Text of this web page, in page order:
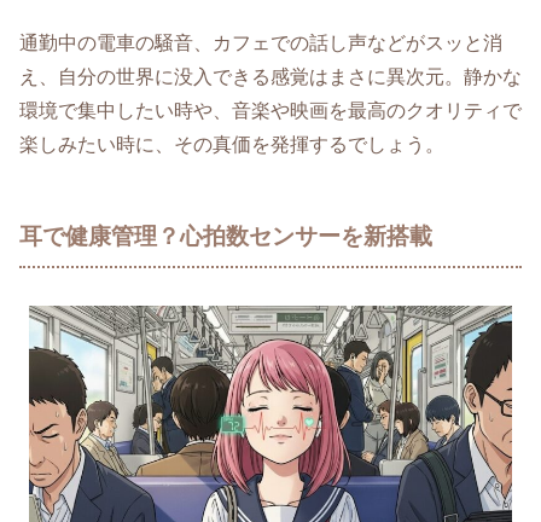
通勤中の電車の騒音、カフェでの話し声などがスッと消
え、自分の世界に没入できる感覚はまさに異次元。静かな
環境で集中したい時や、音楽や映画を最高のクオリティで
楽しみたい時に、その真価を発揮するでしょう。
耳で健康管理？心拍数センサーを新搭載